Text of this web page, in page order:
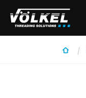
Hauptinhalt springen
Zur Suche springen
Zur Hauptnavigation